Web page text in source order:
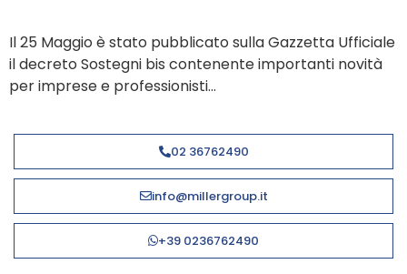
Il 25 Maggio è stato pubblicato sulla Gazzetta Ufficiale
il decreto Sostegni bis contenente importanti novità
per imprese e professionisti…
02 36762490
info@millergroup.it
+39 0236762490